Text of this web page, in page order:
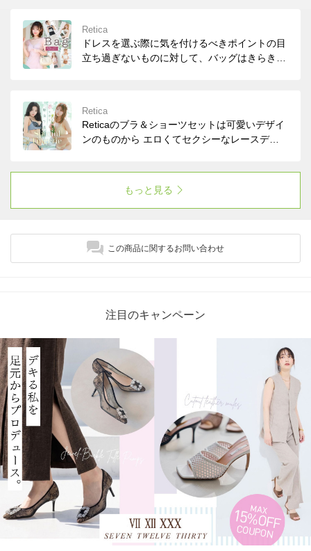
Retica
ドレスを選ぶ際に気を付けるべきポイントの目
立ち過ぎないものに対して、バッグはきらきら
揃えました。
Retica
Reticaのブラ＆ショーツセットは可愛いデザイ
ンのものから エロくてセクシーなレースデザ
とあなたにあった、気分の上がる下着が見つか
ります！
もっと見る
この商品に関するお問い合わせ
注目のキャンペーン